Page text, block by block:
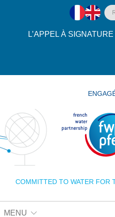
L’APPEL À
COMMITTED TO WATER FOR
MENU